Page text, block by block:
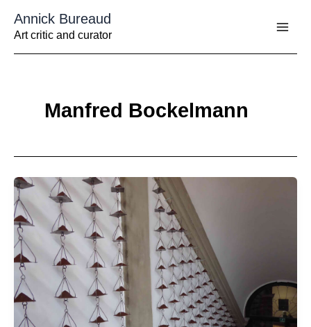
contenu
Annick Bureaud
Art critic and curator
Manfred Bockelmann